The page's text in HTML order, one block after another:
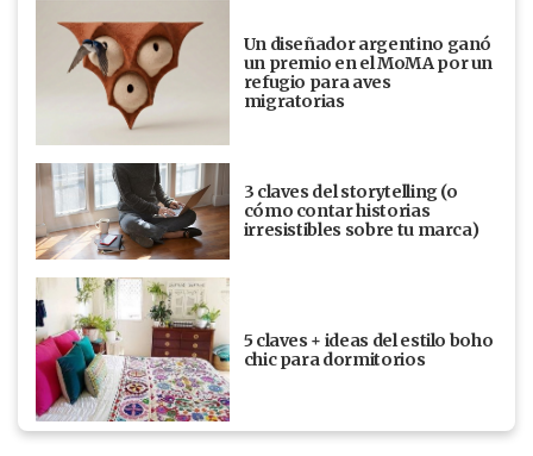
Un diseñador argentino ganó
un premio en el MoMA por un
refugio para aves
migratorias
3 claves del storytelling (o
cómo contar historias
irresistibles sobre tu marca)
5 claves + ideas del estilo boho
chic para dormitorios